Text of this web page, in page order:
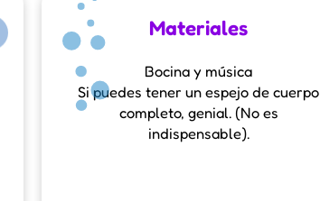
Materiales
Bocina y música
Si puedes tener un espejo de cuerpo
completo, genial. (No es
indispensable).